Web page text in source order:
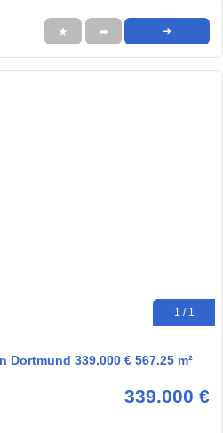
★ ➦ ➜
1 / 1
339.000 € 567.25 m²
339.000 €